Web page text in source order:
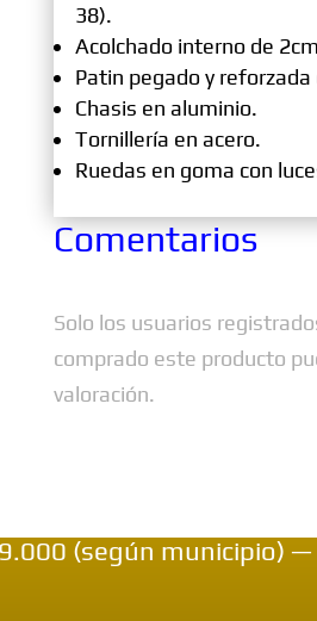
38).
Acolchado interno de
Patin pegado y reforzada
Chasis en aluminio.
Tornillería en acero.
Ruedas en goma con
Comentarios
Solo los usuarios
comprado este producto
valoración.
(según municipio) —